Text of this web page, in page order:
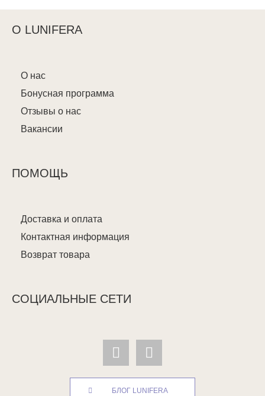
О LUNIFERA
О нас
Бонусная программа
Отзывы о нас
Вакансии
ПОМОЩЬ
Доставка и оплата
Контактная информация
Возврат товара
СОЦИАЛЬНЫЕ СЕТИ
БЛОГ LUNIFERA